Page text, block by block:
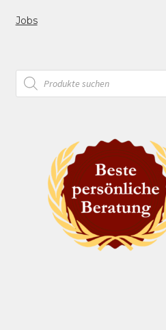
Jobs
Products
search